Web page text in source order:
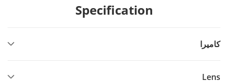
Specification
كاميرا
Lens